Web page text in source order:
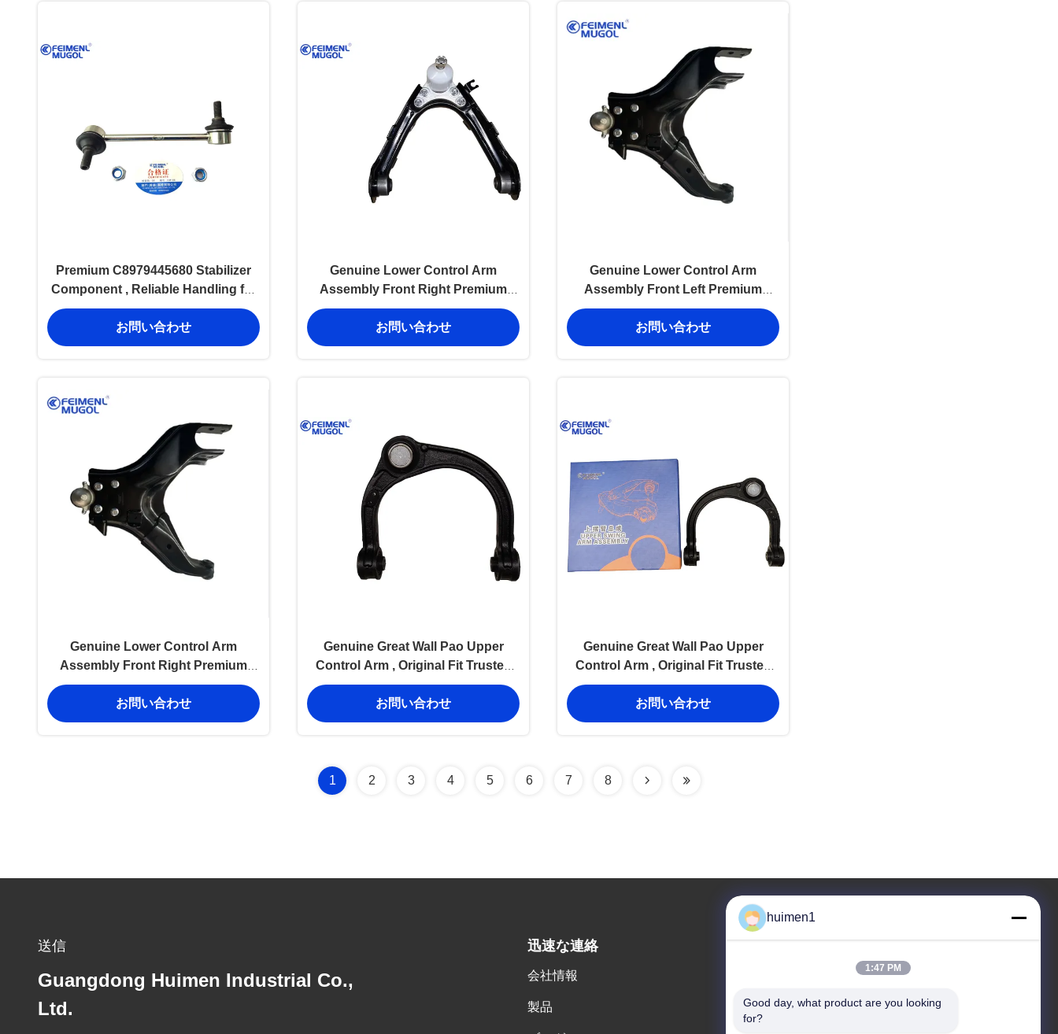
Premium C8979445680 Stabilizer
Component , Reliable Handling for
D-MAX & Ruimai Pickups
お問い合わせ
Genuine Lower Control Arm
Assembly Front Right Premium
2904400-P01 OEM Quality for Great
Wall Wingle
お問い合わせ
Genuine Lower Control Arm
Assembly Front Left Premium
2904300-K00 OEM Quality for Haval
お問い合わせ
Genuine Lower Control Arm
Assembly Front Right Premium
2904400-K00 OEM Quality for Haval
お問い合わせ
Genuine Great Wall Pao Upper
Control Arm , Original Fit Trusted
2904101XPW01A OEM
Replacementrol Arm Assembly
Premium 2904100-D01 OEM Quality
お問い合わせ
Genuine Great Wall Pao Upper
Control Arm , Original Fit Trusted
2904102XPW01A OEM
Replacementrol Arm Assembly ,
Premium 2904100-D01 OEM Quality
お問い合わせ
1 2 3 4 5 6 7 8
送信
Guangdong Huimen Industrial Co.,
Ltd.
迅速な連絡
会社情報
製品
2階,ヨンリビジネスビルBブロック,47号 黄bian南路,
バイユン地区,広州市,中国
huimen1
1:47 PM
Good day, what product are you looking
for?